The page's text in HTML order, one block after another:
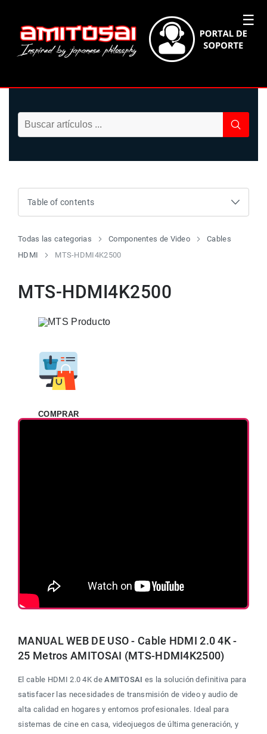
☰
Todas las categorias Componentes de Video
Cables
HDMI
MTS-HDMI4K2500
MTS-HDMI4K2500
COMPRAR
MANUAL WEB DE USO - Cable HDMI 2.0 4K -
25 Metros AMITOSAI (MTS-HDMI4K2500)
El cable HDMI 2.0 4K de AMITOSAI es la solución definitiva para
satisfacer las necesidades de transmisión de video y audio de
alta calidad en hogares y entornos profesionales. Ideal para
sistemas de cine en casa, videojuegos de última generación, y
Table of contents